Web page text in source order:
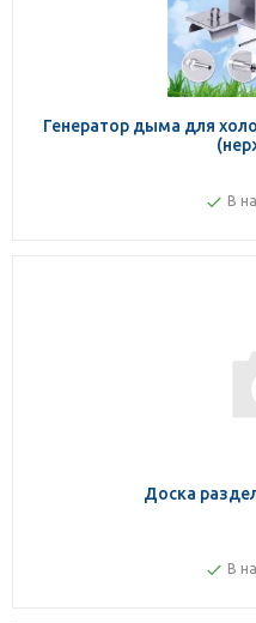
Генератор дыма для
В
Доска
В